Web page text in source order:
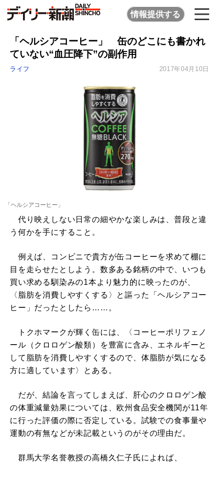
情報提供する
「ヘルシアコーヒー」 缶のどこにも書かれ
ていない“血圧降下”の副作用
ライフ 2017年04月10日
「ヘルシアコーヒー」
代り映えしない日常の細やかな楽しみは、普段と違
う何かを手にすること。
例えば、コンビニで貴方が缶コーヒーを求めて棚に
目を走らせたとしよう。数多ある銘柄の中で、いつも
買い求める馴染みの1本より魅力的に映ったのが、
〈脂肪を消費しやすくする〉と謳った「ヘルシアコー
ヒー」だったとしたら……。
トクホマークが輝く缶には、〈コーヒーポリフェノ
ール（クロロゲン酸類）を豊富に含み、エネルギーと
して脂肪を消費しやすくするので、体脂肪が気になる
方に適しています〉とある。
だが、結論を言ってしまえば、肝心のクロロゲン酸
の体重減量効果については、欧州食品安全機関が11年
に行った評価の際に否定している。試験での食事量や
運動の有無などが未記載というのがその理由だ。
群馬大学名誉教授の高橋久仁子氏によれば、